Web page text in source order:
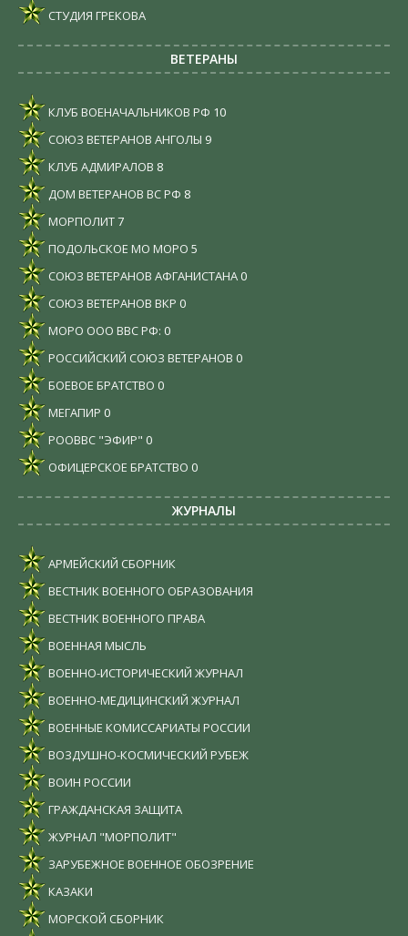
СТУДИЯ ГРЕКОВА
ВЕТЕРАНЫ
КЛУБ ВОЕНАЧАЛЬНИКОВ РФ 10
СОЮЗ ВЕТЕРАНОВ АНГОЛЫ 9
КЛУБ АДМИРАЛОВ 8
ДОМ ВЕТЕРАНОВ ВС РФ 8
МОРПОЛИТ7
ПОДОЛЬСКОЕ МО МОРО 5
СОЮЗ ВЕТЕРАНОВ АФГАНИСТАНА 0
СОЮЗ ВЕТЕРАНОВ ВКР 0
МОРО ООО ВВС РФ: 0
РОССИЙСКИЙ СОЮЗ ВЕТЕРАНОВ 0
БОЕВОЕ БРАТСТВО 0
МЕГАПИР 0
РООВВС "ЭФИР" 0
ОФИЦЕРСКОЕ БРАТСТВО 0
ЖУРНАЛЫ
АРМЕЙСКИЙ СБОРНИК
ВЕСТНИК ВОЕННОГО ОБРАЗОВАНИЯ
ВЕСТНИК ВОЕННОГО ПРАВА
ВОЕННАЯ МЫСЛЬ
ВОЕННО-ИСТОРИЧЕСКИЙ ЖУРНАЛ
ВОЕННО-МЕДИЦИНСКИЙ ЖУРНАЛ
ВОЕННЫЕ КОМИССАРИАТЫ РОССИИ
ВОЗДУШНО-КОСМИЧЕСКИЙ РУБЕЖ
ВОИН РОССИИ
ГРАЖДАНСКАЯ ЗАЩИТА
ЖУРНАЛ "МОРПОЛИТ"
ЗАРУБЕЖНОЕ ВОЕННОЕ ОБОЗРЕНИЕ
КАЗАКИ
МОРСКОЙ СБОРНИК